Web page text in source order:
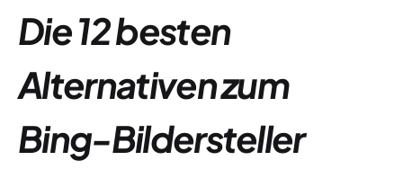
Die 12 besten
Alternativen zum
Bing-Bildersteller